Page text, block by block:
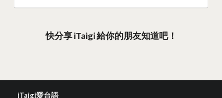
快分享 iTaigi 給你的朋友知道吧！
iTaigi愛台語